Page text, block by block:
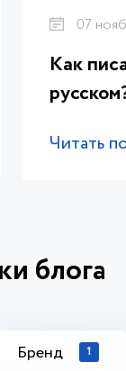
07
Как
Читать
блога
Бренд 1